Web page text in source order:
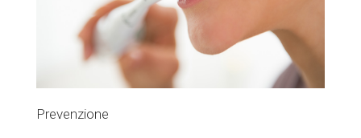
Prevenzione